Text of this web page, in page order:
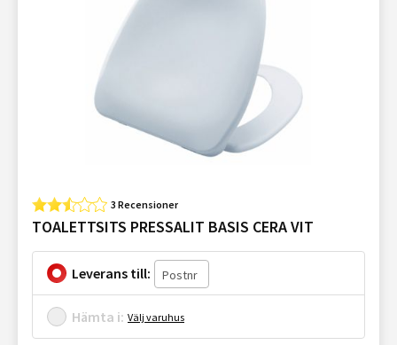
3 Recensioner
TOALETTSITS PRESSALIT BASIS CERA VIT
Leverans till:
Hämta i: Välj varuhus